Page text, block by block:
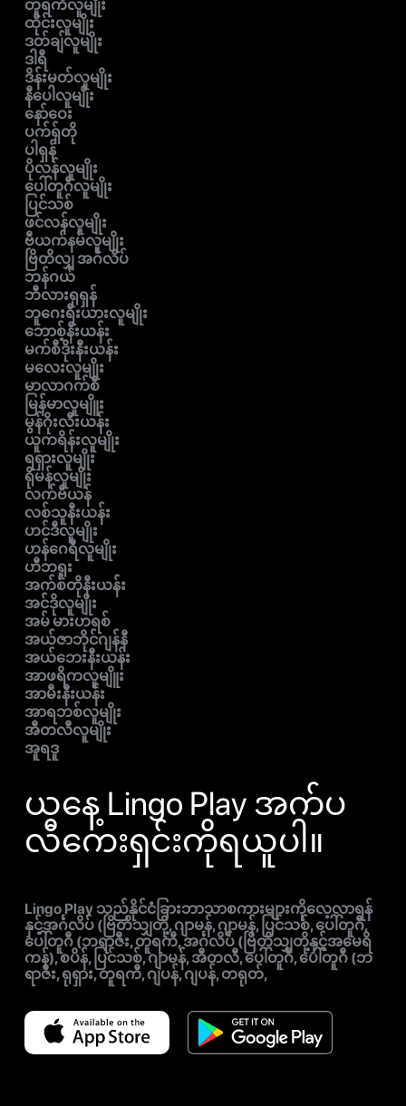
တူရကီလူမျိုး
ထိုင်းလူမျိုး
ဒတ်ချ်လူမျိုး
ဒါရီ
ဒိန်းမတ်လူမျိုး
နီပေါလူမျိုး
နော်ဝေး
ပက်ရှ်တို
ပါရှန်
ပိုလန်လူမျိုး
ပေါ်တူဂီလူမျိုး
ပြင်သစ်
ဖင်လန်လူမျိုး
ဗီယက်နမ်လူမျိုး
ဗြိတိလျှ အင်္ဂလိပ်
ဘန်ဂယ်
ဘီလားရုရှန်
ဘူဂေးရီးယားလူမျိုး
ဘောစ့်နီးယန်း
မက်စီဒိုးနီးယန်း
မလေးလူမျိုး
မာလာဂက်စီ
မြန်မာလူမျိူး
မွန်ဂိုးလီးယန်း
ယူကရိန်းလူမျိုး
ရရှားလူမျိုး
ရိုမန်လူမျိုး
လက်ဗီယန်
လစ်သူနီးယန်း
ဟင်ဒီလူမျိုး
ဟန်ဂေရီလူမျိုး
ဟီဘရူး
အက်စ်တိုနီးယန်း
အင်ဒိုလူမျိုး
အမ် မားဟရစ်
အယ်ဇာဘိုင်ဂျန်နီ
အယ်ဘေးနီးယန်း
အာဖရိကလူမျိူး
အာမီးနီးယန်း
အာရဘစ်လူမျိုး
အီတလီလူမျိုး
အူရဒူ
ယနေ့ Lingo Play အက်ပ
လီကေးရှင်းကိုရယူပါ။
Lingo Play သည်နိုင်ငံခြားဘာသာစကားများကိုလေ့လာရန်
နှင့်အင်္ဂလိပ် (ဗြိတိသျှတို့, ဂျာမန်, ဂျာမန်, ပြင်သစ်, ပေါ်တူဂီ,
ပေါ်တူဂီ (ဘရာဇီး, တူရကီ, အင်္ဂလိပ် (ဗြိတိသျှတို့နှင့်အမေရိ
ကန်), စပိန်, ပြင်သစ်, ဂျာမန်, အီတလီ, ပေါ်တူဂီ, ပေါ်တူဂီ (ဘ
ရာဇီး, ရုရှား, တူရကီ, ဂျပန်, ဂျပန်, တရုတ်,